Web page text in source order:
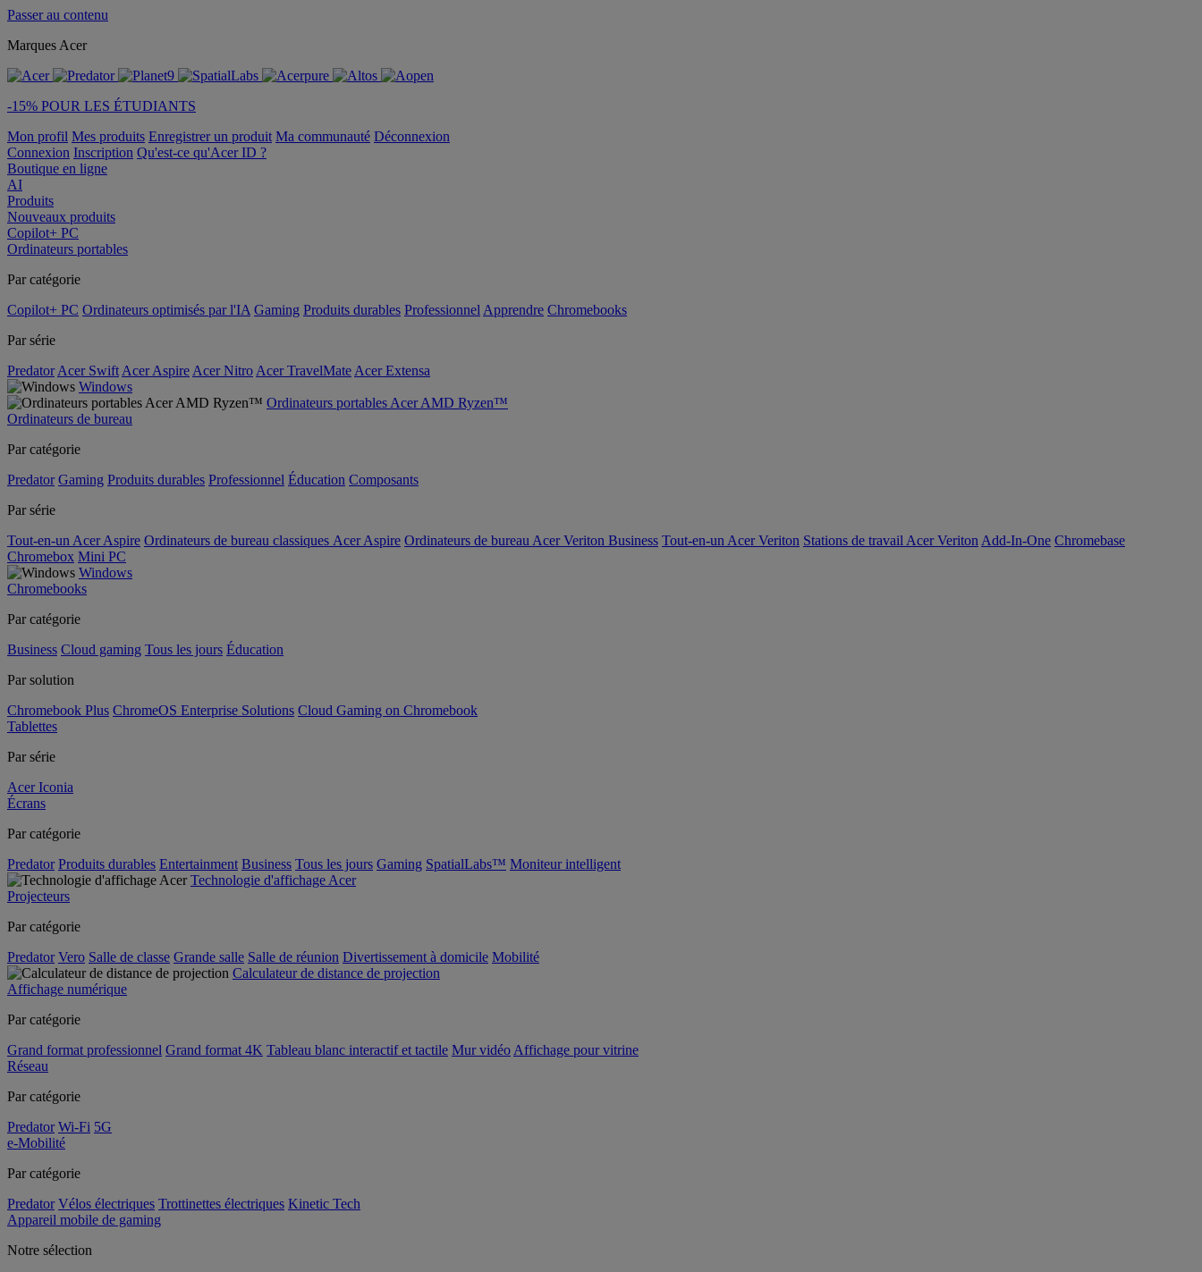
Passer au contenu
Marques Acer
-15% POUR LES ÉTUDIANTS
Mon profil Mes produits Enregistrer un produit Ma communauté Déconnexion
Connexion Inscription Qu'est-ce qu'Acer ID ?
Boutique en ligne
AI
Produits
Nouveaux produits
Copilot+ PC
Ordinateurs portables
Par catégorie
Copilot+ PC Ordinateurs optimisés par l'IA Gaming Produits durables Professionnel Apprendre Chromebooks
Par série
Predator Acer Swift Acer Aspire Acer Nitro Acer TravelMate Acer Extensa
Windows
Ordinateurs portables Acer AMD Ryzen™
Ordinateurs de bureau
Par catégorie
Predator Gaming Produits durables Professionnel Éducation Composants
Par série
Tout-en-un Acer Aspire Ordinateurs de bureau classiques Acer Aspire Ordinateurs de bureau Acer Veriton Business Tout-en-un Acer Veriton Stations de travail Acer Veriton Add-In-One Chromebase
Chromebox Mini PC
Windows
Chromebooks
Par catégorie
Business Cloud gaming Tous les jours Éducation
Par solution
Chromebook Plus ChromeOS Enterprise Solutions Cloud Gaming on Chromebook
Tablettes
Par série
Acer Iconia
Écrans
Par catégorie
Predator Produits durables Entertainment Business Tous les jours Gaming SpatialLabs™ Moniteur intelligent
Technologie d'affichage Acer
Projecteurs
Par catégorie
Predator Vero Salle de classe Grande salle Salle de réunion Divertissement à domicile Mobilité
Calculateur de distance de projection
Affichage numérique
Par catégorie
Grand format professionnel Grand format 4K Tableau blanc interactif et tactile Mur vidéo Affichage pour vitrine
Réseau
Par catégorie
Predator Wi-Fi 5G
e-Mobilité
Par catégorie
Predator Vélos électriques Trottinettes électriques Kinetic Tech
Appareil mobile de gaming
Notre sélection